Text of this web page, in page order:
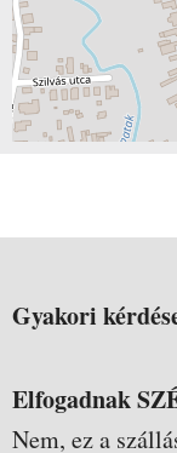
Gyakori
Elfogadnak
Nem, ez a